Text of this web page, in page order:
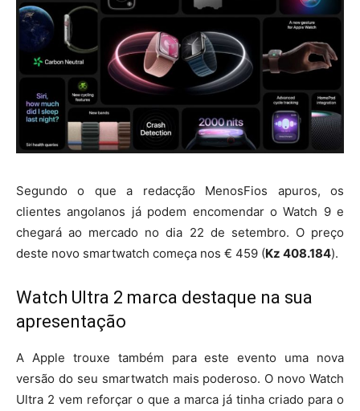
Segundo o que a redacção MenosFios apuros, os
clientes angolanos já podem encomendar o Watch 9 e
chegará ao mercado no dia 22 de setembro. O preço
deste novo smartwatch começa nos € 459 (Kz 408.184).
Watch Ultra 2 marca destaque na sua
apresentação
A Apple trouxe também para este evento uma nova
versão do seu smartwatch mais poderoso. O novo Watch
Ultra 2 vem reforçar o que a marca já tinha criado para o